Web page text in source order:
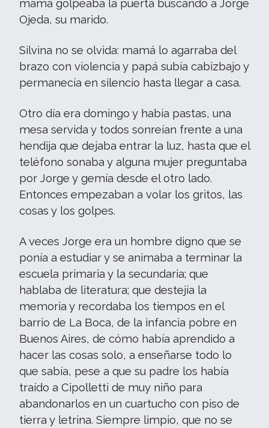
mamá golpeaba la puerta buscando a Jorge
Ojeda, su marido.
Silvina no se olvida: mamá lo agarraba del
brazo con violencia y papá subía cabizbajo y
permanecía en silencio hasta llegar a casa.
Otro día era domingo y había pastas, una
mesa servida y todos sonreían frente a una
hendija que dejaba entrar la luz, hasta que el
teléfono sonaba y alguna mujer preguntaba
por Jorge y gemía desde el otro lado.
Entonces empezaban a volar los gritos, las
cosas y los golpes.
A veces Jorge era un hombre digno que se
ponía a estudiar y se animaba a terminar la
escuela primaria y la secundaria; que
hablaba de literatura; que destejía la
memoria y recordaba los tiempos en el
barrio de La Boca, de la infancia pobre en
Buenos Aires, de cómo había aprendido a
hacer las cosas solo, a enseñarse todo lo
que sabía, pese a que su padre los había
traído a Cipolletti de muy niño para
abandonarlos en un cuartucho con piso de
tierra y letrina. Siempre limpio, que no se